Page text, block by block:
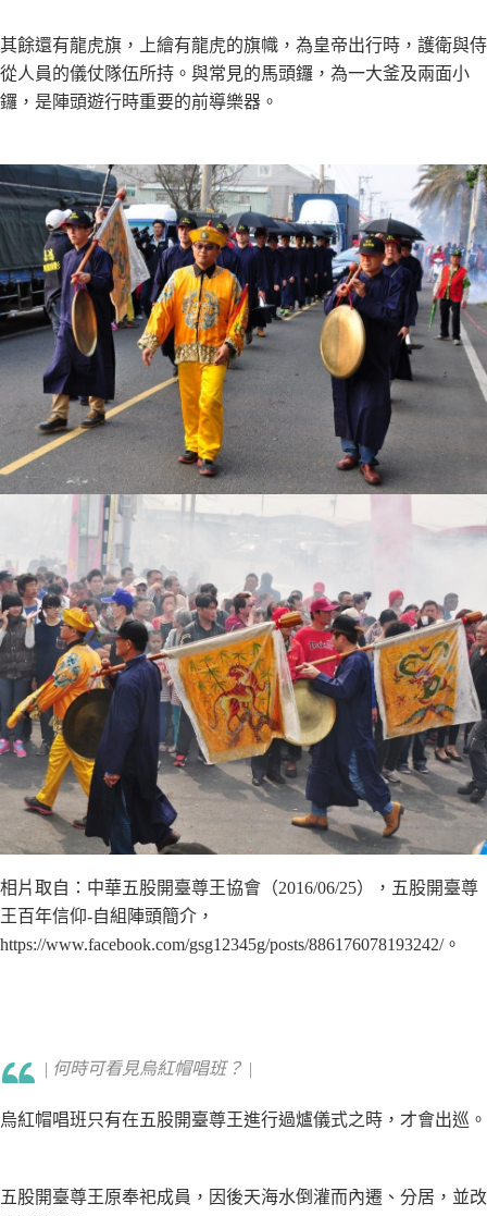
其餘還有龍虎旗，上繪有龍虎的旗幟，為皇帝出行時，護衛與侍
從人員的儀仗隊伍所持。與常見的馬頭鑼，為一大釜及兩面小
鑼，是陣頭遊行時重要的前導樂器。
相片取自：中華五股開臺尊王協會（2016/06/25），五股開臺尊
王百年信仰-自組陣頭簡介，
https://www.facebook.com/gsg12345g/posts/886176078193242/。
| 何時可看見烏紅帽唱班？ |
烏紅帽唱班只有在五股開臺尊王進行過爐儀式之時，才會出巡。
五股開臺尊王原奉祀成員，因後天海水倒灌而內遷、分居，並改